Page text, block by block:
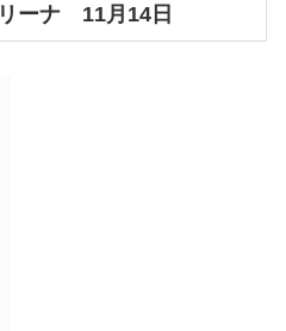
ーナ 11月14日